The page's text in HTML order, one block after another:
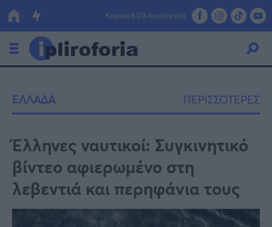
Κυριακή 09 Αυγούστου
Οικονομία
Πολιτική
Τράπεζες
Επιδοτήσεις
Κόσμος
ΕΛΛΑΔΑ ΠΕΡΙΣΣΟΤΕΡΕΣ
Έλληνες ναυτικοί: Συγκινητικό
βίντεο αφιερωμένο στη
λεβεντιά και περηφάνια τους